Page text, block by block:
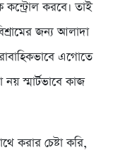
করবে। তাই
জন্য আলাদা
এগোতে
স্মার্টভাবে কাজ
করার চেষ্টা করি,